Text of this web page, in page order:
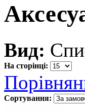
Вид:
На сторінці:
Сортування: